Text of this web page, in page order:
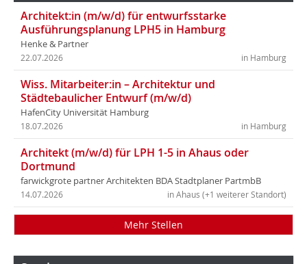
Architekt:in (m/w/d) für entwurfsstarke
Ausführungsplanung LPH5 in Hamburg
Henke & Partner
in Hamburg
22.07.2026
Wiss. Mitarbeiter:in – Architektur und
Städtebaulicher Entwurf (m/w/d)
HafenCity Universität Hamburg
in Hamburg
18.07.2026
Architekt (m/w/d) für LPH 1-5 in Ahaus oder
Dortmund
farwickgrote partner Architekten BDA Stadtplaner PartmbB
in Ahaus (+1 weiterer Standort)
14.07.2026
Mehr Stellen